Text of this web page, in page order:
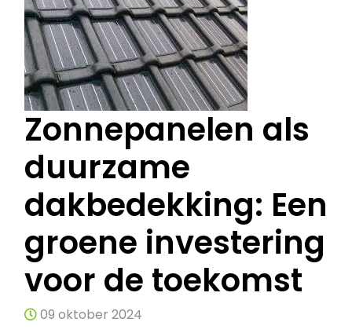
Zonnepanelen als
duurzame
dakbedekking: Een
groene investering
voor de toekomst
09 oktober 2024